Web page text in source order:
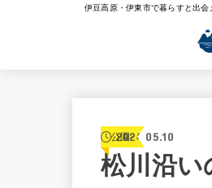
伊豆高原・伊東市で暮らすと出会
公園
2024.05.10
松川沿い